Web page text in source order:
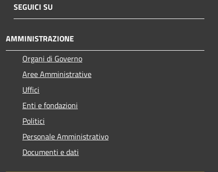
SEGUICI SU
AMMINISTRAZIONE
Organi di Governo
Aree Amministrative
Uffici
Enti e fondazioni
Politici
Personale Amministrativo
Documenti e dati